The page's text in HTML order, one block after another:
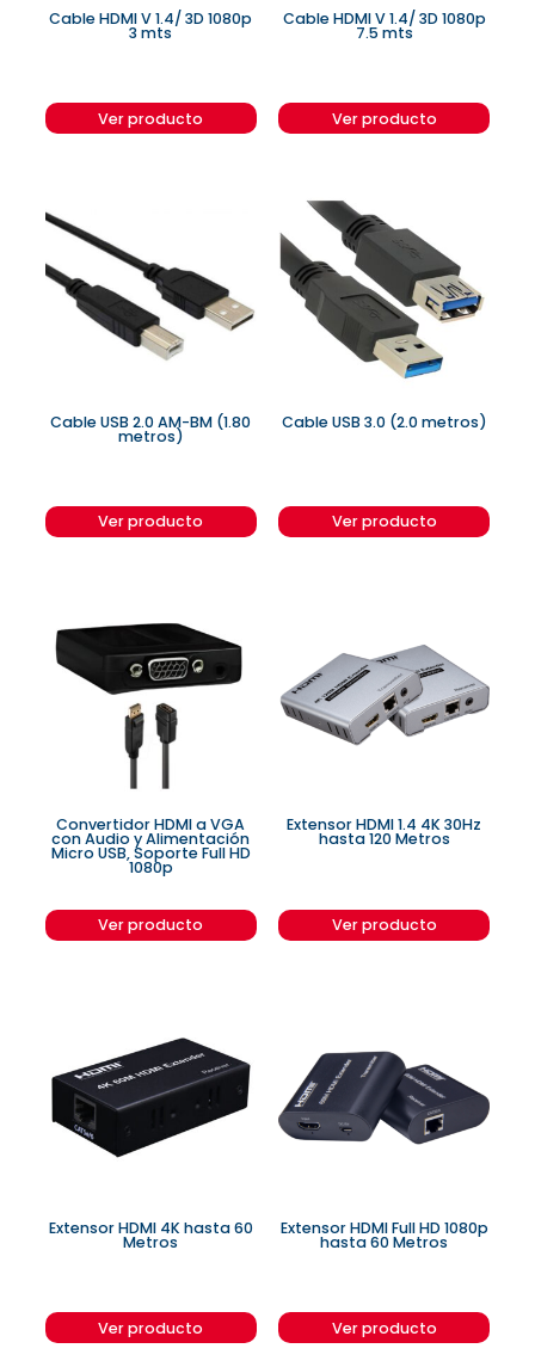
Cable HDMI V 1.4/ 3D 1080p
3 mts
Ver producto
Cable HDMI V 1.4/ 3D 1080p
7.5 mts
Ver producto
Cable USB 2.0 AM-BM (1.80
metros)
Ver producto
Cable USB 3.0 (2.0 metros)
Ver producto
Convertidor HDMI a VGA
con Audio y Alimentación
Micro USB, Soporte Full HD
1080p
Ver producto
Extensor HDMI 1.4 4K 30Hz
hasta 120 Metros
Ver producto
Extensor HDMI 4K hasta 60
Metros
Ver producto
Extensor HDMI Full HD 1080p
hasta 60 Metros
Ver producto